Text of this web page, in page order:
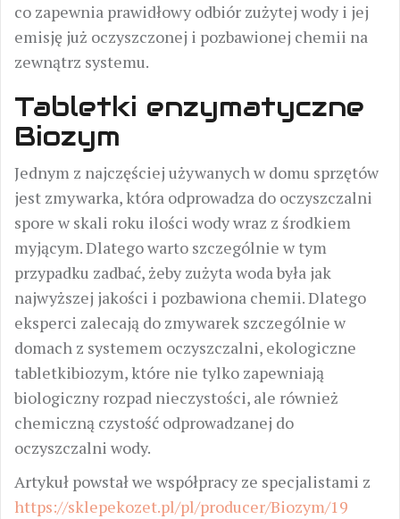
co zapewnia prawidłowy odbiór zużytej wody i jej
emisję już oczyszczonej i pozbawionej chemii na
zewnątrz systemu.
Tabletki enzymatyczne
Biozym
Jednym z najczęściej używanych w domu sprzętów
jest zmywarka, która odprowadza do oczyszczalni
spore w skali roku ilości wody wraz z środkiem
myjącym. Dlatego warto szczególnie w tym
przypadku zadbać, żeby zużyta woda była jak
najwyższej jakości i pozbawiona chemii. Dlatego
eksperci zalecają do zmywarek szczególnie w
domach z systemem oczyszczalni, ekologiczne
tabletkibiozym, które nie tylko zapewniają
biologiczny rozpad nieczystości, ale również
chemiczną czystość odprowadzanej do
oczyszczalni wody.
Artykuł powstał we współpracy ze specjalistami z
https://sklepekozet.pl/pl/producer/Biozym/19